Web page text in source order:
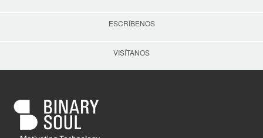
ESCRÍBENOS
VISÍTANOS